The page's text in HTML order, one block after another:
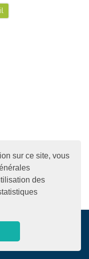
sur ce site, vous
des
| Mentions légales